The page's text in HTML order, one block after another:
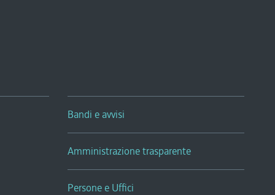
Bandi e avvisi
Amministrazione trasparente
Persone e Uffici